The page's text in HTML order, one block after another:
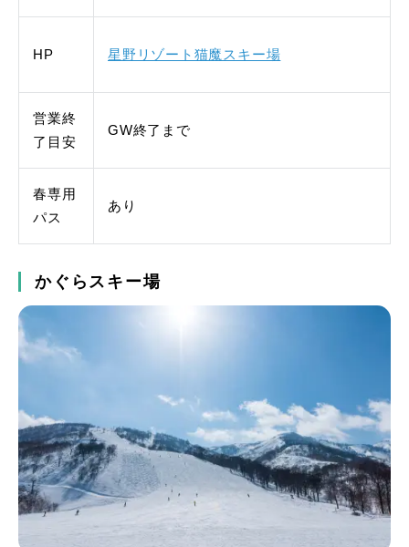
HP 星野リゾート猫魔スキー場
営業終
了目安
GW終了まで
春専用
パス
あり
かぐらスキー場